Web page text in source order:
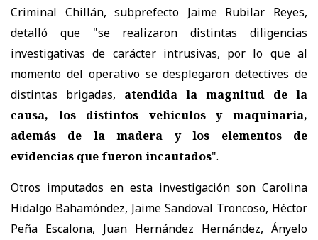
Criminal Chillán, subprefecto Jaime Rubilar Reyes,
detalló que "se realizaron distintas diligencias
investigativas de carácter intrusivas, por lo que al
momento del operativo se desplegaron detectives de
distintas brigadas, atendida la magnitud de la
causa, los distintos vehículos y maquinaria,
además de la madera y los elementos de
evidencias que fueron incautados".
Otros imputados en esta investigación son Carolina
Hidalgo Bahamóndez, Jaime Sandoval Troncoso, Héctor
Peña Escalona, Juan Hernández Hernández, Ányelo